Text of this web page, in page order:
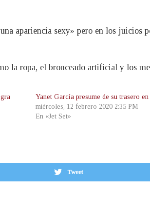
apariencia sexy» pero en los juicios
la ropa, el bronceado artificial y los
Yanet García presume de su trasero
miércoles, 12 febrero 2020 2:35 PM
En «Jet Set»
Tweet